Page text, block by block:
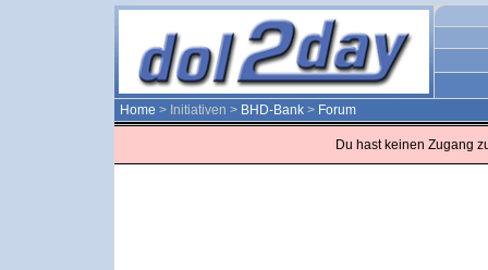
Home > Initiativen > BHD-Bank > Forum
Du hast keinen Zugang